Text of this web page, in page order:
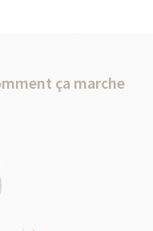
ça marche